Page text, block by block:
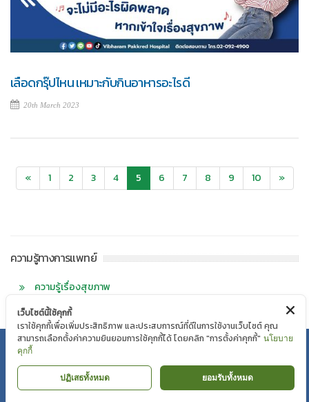
เลือดกรุ๊ปไหน เหมาะกับกินอาหารอะไรดี
20th March 2023
« 1 2 3 4 5 6 7 8 9 10 »
ความรู้ทางการแพทย์
ความรู้เรื่องสุขภาพ
นโยบายความเป็นส่วนตัว |นโยบายคุกกี้
Copyright © Mahaesak Hospital 2018 by VIBHARAM GROUP |
WEBMAIL
เว็บไซต์นี้ใช้คุกกี้
เราใช้คุกกี้เพื่อเพิ่มประสิทธิภาพ และประสบการณ์ที่ดีในการใช้งานเว็บไซต์ คุณ
สามารถเลือกตั้งค่าความยินยอมการใช้คุกกี้ได้ โดยคลิก "การตั้งค่าคุกกี้" นโยบาย
คุกกี้
ปฏิเสธทั้งหมด ยอมรับทั้งหมด